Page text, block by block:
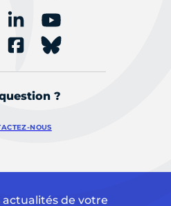
?
NOUS
actualités de votre